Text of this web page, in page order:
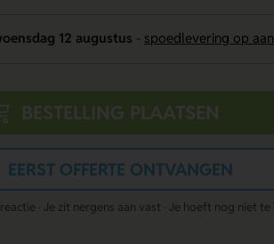
12 augustus spoedlevering op
BESTELLING PLAATSEN
EERST OFFERTE ONTVANGEN
· Je zit nergens aan vast · Je hoeft nog niet